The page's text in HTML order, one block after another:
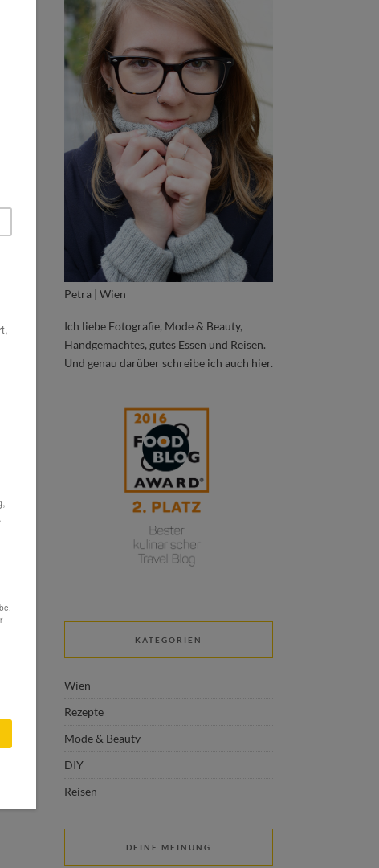
Petra | Wien
Ich liebe Fotografie, Mode & Beauty,
Handgemachtes, gutes Essen und Reisen.
Und genau darüber schreibe ich auch hier.
KATEGORIEN
Wien
Rezepte
Mode & Beauty
DIY
Reisen
DEINE MEINUNG